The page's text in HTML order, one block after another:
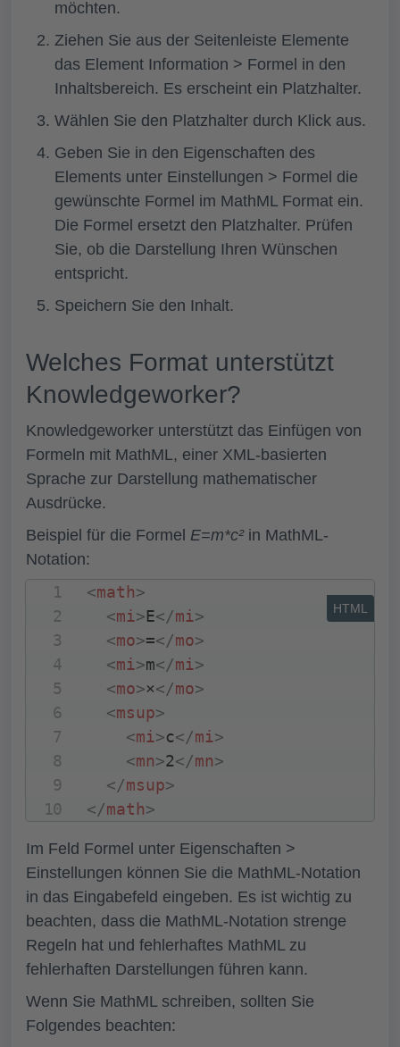
möchten.
Ziehen Sie aus der Seitenleiste Elemente
das Element Information > Formel in den
Inhaltsbereich. Es erscheint ein Platzhalter.
Wählen Sie den Platzhalter durch Klick aus.
Geben Sie in den Eigenschaften des
Elements unter Einstellungen > Formel die
gewünschte Formel im MathML Format ein.
Die Formel ersetzt den Platzhalter. Prüfen
Sie, ob die Darstellung Ihren Wünschen
entspricht.
Speichern Sie den Inhalt.
Welches Format unterstützt
Knowledgeworker?
Knowledgeworker unterstützt das Einfügen von
Formeln mit MathML, einer XML-basierten
Sprache zur Darstellung mathematischer
Ausdrücke.
Beispiel für die Formel E=m*c²in MathML-
Notation:
<math>
<mi>E</mi>
<mo>=</mo>
<mi>m</mi>
<mo>×</mo>
<msup>
<mi>c</mi>
<mn>2</mn>
</msup>
</math>
HTML
Im Feld Formel unter Eigenschaften >
Einstellungen können Sie die MathML-Notation
in das Eingabefeld eingeben. Es ist wichtig zu
beachten, dass die MathML-Notation strenge
Regeln hat und fehlerhaftes MathML zu
fehlerhaften Darstellungen führen kann.
Wenn Sie MathML schreiben, sollten Sie
Folgendes beachten: